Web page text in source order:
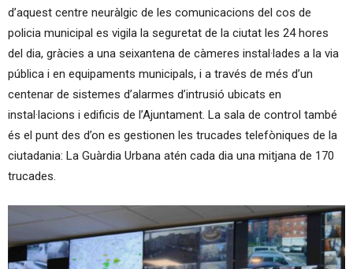
d’aquest centre neuràlgic de les comunicacions del cos de
policia municipal es vigila la seguretat de la ciutat les 24 hores
del dia, gràcies a una seixantena de càmeres instal·lades a la via
pública i en equipaments municipals, i a través de més d’un
centenar de sistemes d’alarmes d’intrusió ubicats en
instal·lacions i edificis de l’Ajuntament. La sala de control també
és el punt des d’on es gestionen les trucades telefòniques de la
ciutadania: La Guàrdia Urbana atén cada dia una mitjana de 170
trucades.